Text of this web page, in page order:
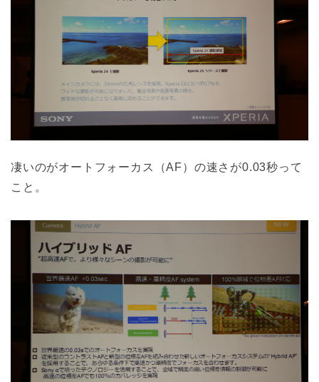
凄いのがオートフォーカス（AF）の速さが0.03秒って
こと。